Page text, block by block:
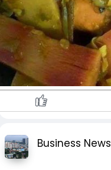
Business News